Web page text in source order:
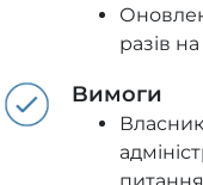
разів
Bимоги